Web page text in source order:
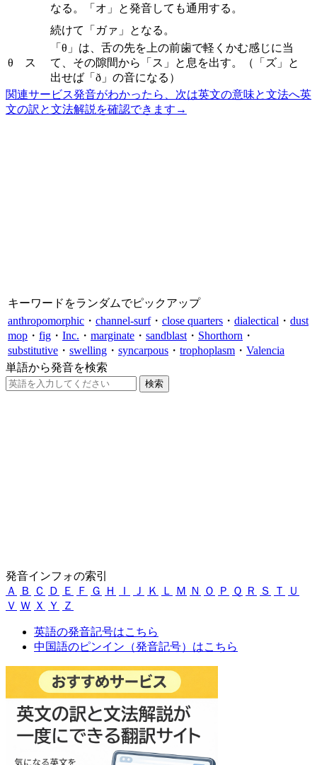
なる。「オ」と発音しても通用する。
続けて「ガァ」となる。
θ ス
「θ」は、舌の先を上の前歯で軽くかむ感じに当
て、その隙間から「ス」と息を出す。（「ズ」と
出せば「ð」の音になる）
関連サービス発音がわかったら、次は英文の意味と文法へ英
文の訳と文法解説を確認できます →
キーワードをランダムでピックアップ
anthropomorphic ・ channel-surf・ close quarters ・ dialectical ・ dust
mop ・ fig ・ Inc. ・ marginate ・ sandblast ・ Shorthorn ・
substitutive ・ swelling ・ syncarpous ・ trophoplasm ・ Valencia
単語から発音を検索
発音インフォの索引
Ａ
Ｂ Ｃ Ｄ Ｅ Ｆ Ｇ Ｈ Ｉ Ｊ Ｋ Ｌ Ｍ Ｎ Ｏ Ｐ Ｑ Ｒ Ｓ Ｔ
Ｕ
Ｖ Ｗ Ｘ Ｙ Ｚ
英語の発音記号はこちら
中国語のピンイン（発音記号）はこちら